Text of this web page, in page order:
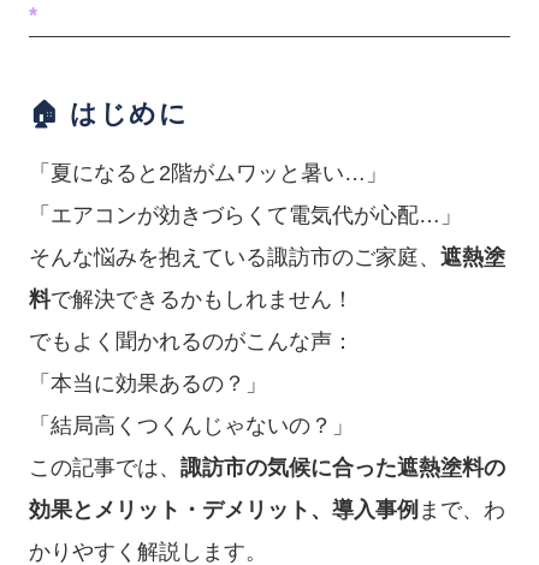
*
🏠 はじめに
「夏になると2階がムワッと暑い…」
「エアコンが効きづらくて電気代が心配…」
そんな悩みを抱えている諏訪市のご家庭、 遮熱塗
料で解決できるかもしれません！
でもよく聞かれるのがこんな声：
「本当に効果あるの？」
「結局高くつくんじゃないの？」
この記事では、 諏訪市の気候に合った遮熱塗料の
効果とメリット・デメリット、導入事例 まで、わ
かりやすく解説します。